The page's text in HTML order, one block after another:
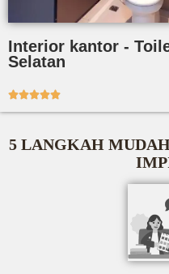
Interior kantor -
Selatan

5 LANGKAH